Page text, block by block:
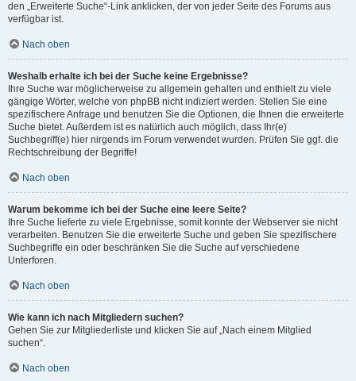
den „Erweiterte Suche“-Link anklicken, der von jeder Seite des Forums aus
verfügbar ist.
Nach oben
Weshalb erhalte ich bei der Suche keine Ergebnisse?
Ihre Suche war möglicherweise zu allgemein gehalten und enthielt zu viele
gängige Wörter, welche von phpBB nicht indiziert werden. Stellen Sie eine
spezifischere Anfrage und benutzen Sie die Optionen, die Ihnen die erweiterte
Suche bietet. Außerdem ist es natürlich auch möglich, dass Ihr(e)
Suchbegriff(e) hier nirgends im Forum verwendet wurden. Prüfen Sie ggf. die
Rechtschreibung der Begriffe!
Nach oben
Warum bekomme ich bei der Suche eine leere Seite?
Ihre Suche lieferte zu viele Ergebnisse, somit konnte der Webserver sie nicht
verarbeiten. Benutzen Sie die erweiterte Suche und geben Sie spezifischere
Suchbegriffe ein oder beschränken Sie die Suche auf verschiedene
Unterforen.
Nach oben
Wie kann ich nach Mitgliedern suchen?
Gehen Sie zur Mitgliederliste und klicken Sie auf „Nach einem Mitglied
suchen“.
Nach oben